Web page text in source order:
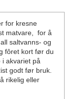
for kresne
matvare, for å
saltvanns- og
fôret kort før du
i akvariet på
godt før bruk.
rikelig eller